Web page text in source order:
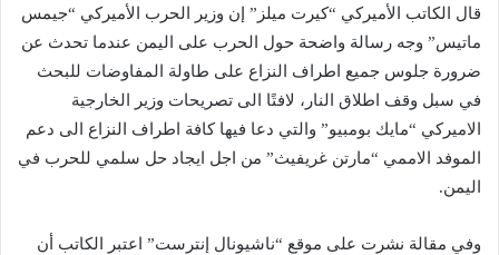
قال الكاتب الأميركي “كيرت ميلز” إن وزير الحرب الأميركي “جيمس
ماتيس” وجه رسالة واضحة حول الحرب على اليمن عندما تحدث عن
ضرورة جلوس جميع اطراف النزاع على طاولة المفاوضات للبحث
في سبل وقف اطلاق النار، لافتًا الى تصريحات وزير الخارجية
الاميركي “مايك بومبيو” والتي دعا فيها كافة اطراف النزاع الى دعم
الموفد الاممي “مارتن غريفيث” من اجل ايجاد حل سلمي للحرب في
اليمن.
وفي مقالة نشرت على موقع “ناشيونال إنترست” اعتبر الكاتب أن